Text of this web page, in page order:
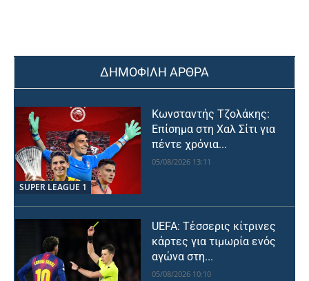
ΔΗΜΟΦΙΛΗ ΑΡΘΡΑ
SUPER LEAGUE 1
Κωνσταντής Τζολάκης:
Επίσημα στη Χαλ Σίτι για
πέντε χρόνια...
05/08/2026 13:11
UEFA: Τέσσερις κίτρινες
κάρτες για τιμωρία ενός
αγώνα στη...
05/08/2026 10:10